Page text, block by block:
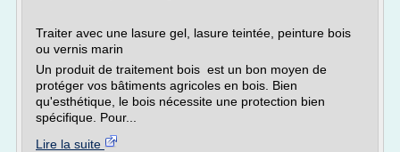
Traiter avec une lasure gel, lasure teintée, peinture bois
ou vernis marin
Un produit de traitement bois est un bon moyen de
protéger vos bâtiments agricoles en bois. Bien
qu'esthétique, le bois nécessite une protection bien
spécifique. Pour...
Lire la suite